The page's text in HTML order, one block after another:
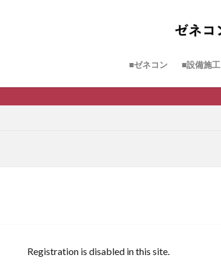
■ゼネコン ■設備施工
Registration is disabled in this site.